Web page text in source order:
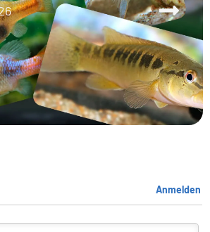
Anmelden